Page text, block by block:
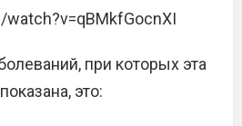
при которых эта
это: